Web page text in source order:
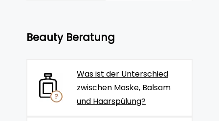
Beauty Beratung
Was ist der Unterschied
zwischen Maske, Balsam
und Haarspülung?